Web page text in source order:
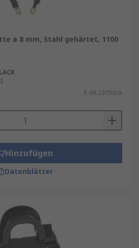
ø 8 mm, Stahl gehärtet, 1100
€ 66,23/Stück
Hinzufügen
Datenblätter